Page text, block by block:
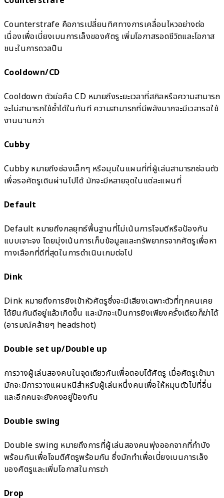
Counterstrafe คือการเปลี่ยนทิศทางการเคลื่อนไหวอย่างต่อ
เนื่องเพื่อเบี่ยงเบนการเล็งของศัตรู เพิ่มโอกาสรอดชีวิตและโอกาส
ชนะในการดวลปืน
Cooldown/CD
Cooldown ตัวย่อคือ CD หมายถึงระยะเวลาที่สกิลหรือความสามารถ
จะไม่สามารถใช้ซ้ำได้ในทันที ความสามารถที่มีพลังมากจะมีเวลารอใช้
งานนานกว่า
Cubby
Cubby หมายถึงช่องเล็กๆ หรือมุมในแผนที่ที่ผู้เล่นสามารถซ่อนตัว
เพื่อรอศัตรูเดินผ่านไปได้ มักจะมีหลายจุดในแต่ละแผนที่
Default
Default หมายถึงกลยุทธ์พื้นฐานที่ไม่เน้นการโจมตีหรือป้องกัน
แบบเจาะจง โดยมุ่งเน้นการเก็บข้อมูลและทรัพยากรจากศัตรูเพื่อหา
ทางเลือกที่ดีที่สุดในการดำเนินเกมต่อไป
Dink
Dink หมายถึงการยิงเข้าหัวศัตรูซึ่งจะมีเสียงเฉพาะตัวที่ทุกคนเคย
ได้ยินกันดีอยู่แล้วเกิดขึ้น และมักจะเป็นการยิงเพียงครั้งเดียวก็ฆ่าได้
(อารมณ์คล้ายๆ headshot)
Double set up/Double up
การวางผู้เล่นสองคนในจุดเดียวกันเพื่อตอบโต้ศัตรู เมื่อศัตรูเข้ามา
มักจะมีการวางแผนหนีสำหรับผู้เล่นหนึ่งคนเพื่อให้หมุนตัวไปที่อื่น
และอีกคนจะยังคงอยู่ป้องกัน
Double swing
Double swing หมายถึงการที่ผู้เล่นสองคนพุ่งออกจากที่กำบัง
พร้อมกันเพื่อโจมตีศัตรูพร้อมกัน ซึ่งมักทำเพื่อเบี่ยงเบนการเล็ง
ของศัตรูและเพิ่มโอกาสในการฆ่า
Drop